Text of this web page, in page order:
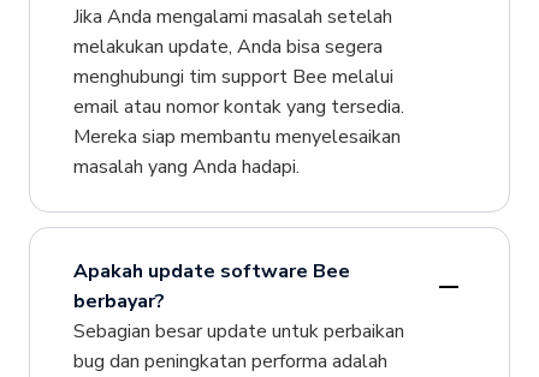
Jika Anda mengalami masalah setelah
melakukan update, Anda bisa segera
menghubungi tim support Bee melalui
email atau nomor kontak yang tersedia.
Mereka siap membantu menyelesaikan
masalah yang Anda hadapi.
Apakah update software Bee
berbayar?
Sebagian besar update untuk perbaikan
bug dan peningkatan performa adalah